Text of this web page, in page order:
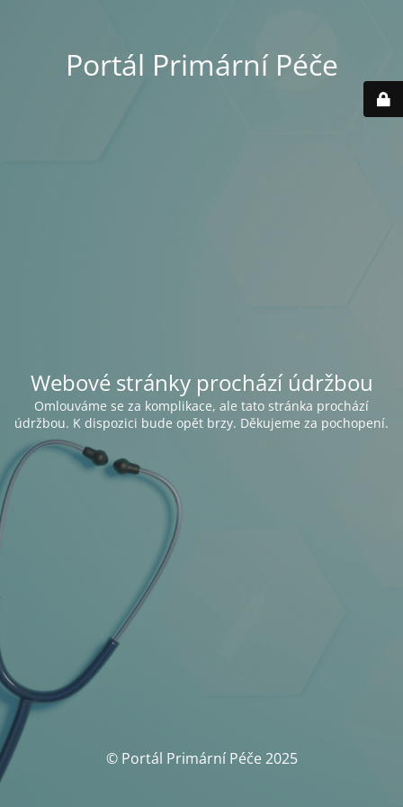
Portál Primární Péče
Webové stránky prochází údržbou
Omlouváme se za komplikace, ale tato stránka prochází
údržbou. K dispozici bude opět brzy. Děkujeme za pochopení.
© Portál Primární Péče 2025